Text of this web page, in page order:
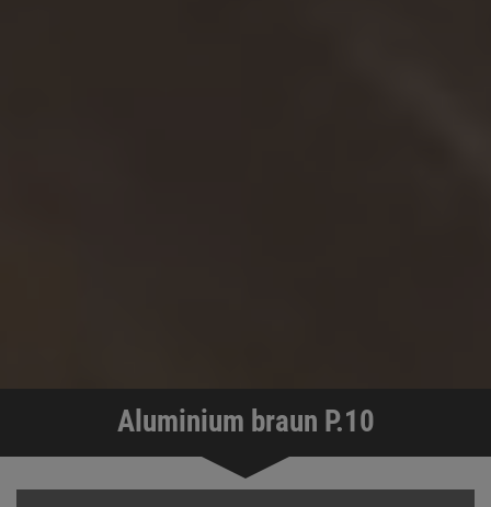
Aluminium braun P.10